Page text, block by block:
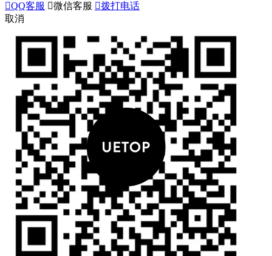
QQ客服 微信客服 拨打电话
取消